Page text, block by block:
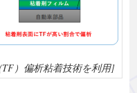
）偏析粘着技術を利用]